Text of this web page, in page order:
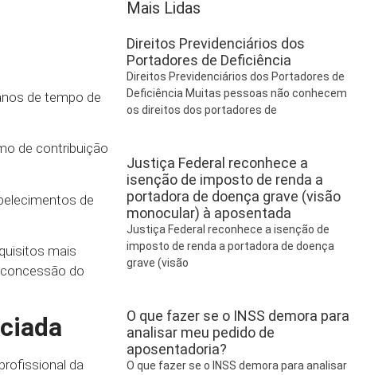
de tempo de
de contribuição
de
mais
do
da
Mais Lidas
Direitos Previdenciários dos
Portadores de Deficiência
Direitos Previdenciários dos Portadores de
Deficiência Muitas pessoas não conhecem
os direitos dos portadores de
Justiça Federal reconhece a
isenção de imposto de renda a
portadora de doença grave (visão
monocular) à aposentada
Justiça Federal reconhece a isenção de
imposto de renda a portadora de doença
grave (visão
O que fazer se o INSS demora para
analisar meu pedido de
aposentadoria?
O que fazer se o INSS demora para analisar